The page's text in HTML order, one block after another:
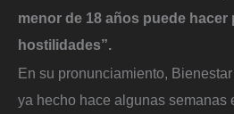
menor de 18 años puede hacer
hostilidades”.
En su pronunciamiento,
ya hecho hace algunas semanas